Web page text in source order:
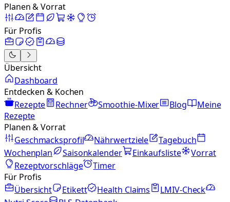
Planen & Vorrat
Für Profis
Übersicht
Dashboard
Entdecken & Kochen
Rezepte
Rechner Smoothie-Mixer Blog
Meine
Rezepte
Planen & Vorrat
Geschmacksprofil
Nährwertziele
Tagebuch
Wochenplan
Saisonkalender Einkaufsliste
Vorrat
Rezeptvorschläge
Timer
Für Profis
Übersicht
Etikett Health Claims
LMIV-Check